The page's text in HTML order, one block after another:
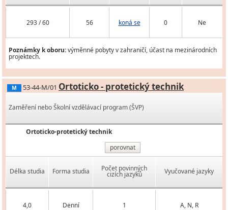
293 / 60 56 koná se 0 Ne
Poznámky k oboru:výměnné pobyty v zahraničí, účast na mezinárodních
projektech.
M 53-44-M/01 Ortoticko - protetický technik
Zaměření nebo Školní vzdělávací program (ŠVP)
Ortoticko-protetický technik
porovnat
Délka studia Forma studia Počet povinných
cizích jazyků Vyučované jazyky
4,0 Denní 1 A, N, R